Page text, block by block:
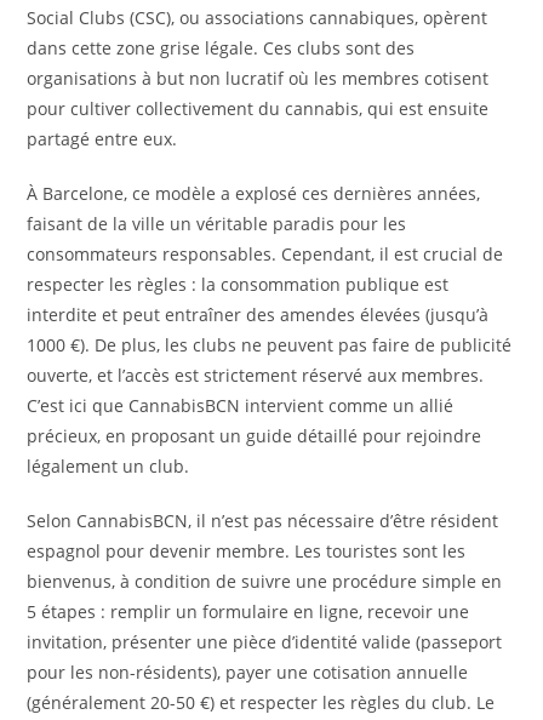
Social Clubs (CSC), ou associations cannabiques, opèrent
dans cette zone grise légale. Ces clubs sont des
organisations à but non lucratif où les membres cotisent
pour cultiver collectivement du cannabis, qui est ensuite
partagé entre eux.
À Barcelone, ce modèle a explosé ces dernières années,
faisant de la ville un véritable paradis pour les
consommateurs responsables. Cependant, il est crucial de
respecter les règles : la consommation publique est
interdite et peut entraîner des amendes élevées (jusqu’à
1000 €). De plus, les clubs ne peuvent pas faire de publicité
ouverte, et l’accès est strictement réservé aux membres.
C’est ici que CannabisBCN intervient comme un allié
précieux, en proposant un guide détaillé pour rejoindre
légalement un club.
Selon CannabisBCN, il n’est pas nécessaire d’être résident
espagnol pour devenir membre. Les touristes sont les
bienvenus, à condition de suivre une procédure simple en
5 étapes : remplir un formulaire en ligne, recevoir une
invitation, présenter une pièce d’identité valide (passeport
pour les non-résidents), payer une cotisation annuelle
(généralement 20-50 €) et respecter les règles du club. Le